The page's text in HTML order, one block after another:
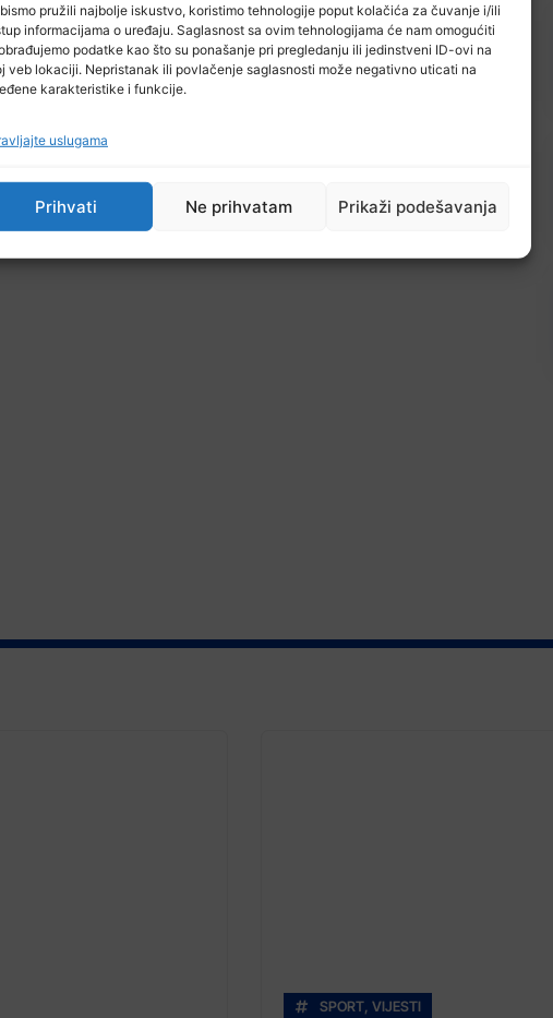
pružili najbolje iskustvo, koristimo tehnologije poput kolačića za čuvanje i/ili
informacijama o uređaju. Saglasnost sa ovim tehnologijama će nam omogućiti
podatke kao što su ponašanje pri pregledanju ili jedinstveni ID-ovi na
veb lokaciji. Nepristanak ili povlačenje saglasnosti može negativno uticati na
karakteristike i funkcije.
uslugama
Prihvati Ne prihvatam Prikaži podešavanja
SPORT, VIJESTI